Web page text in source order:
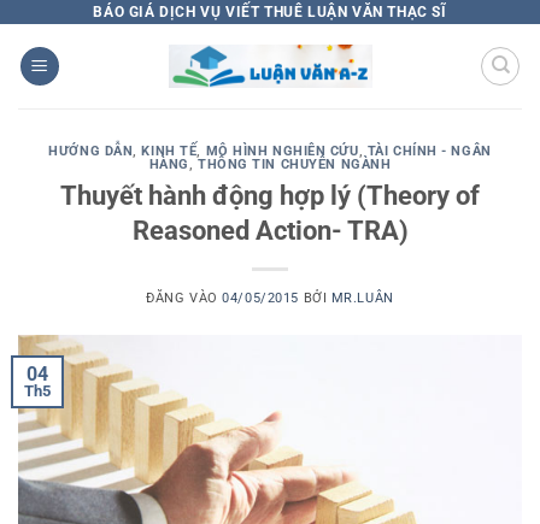
qua
nội
BÁO GIÁ DỊCH VỤ VIẾT THUÊ LUẬN VĂN THẠC SĨ
HƯỚNG DẪN,KINH TẾ, MÔ HÌNH NGHIÊN CỨU, TÀI CHÍNH - NGÂN
HÀNG,THÔNG TIN CHUYÊN NGÀNH
Thuyết hành động hợp lý (Theory of
Reasoned Action- TRA)
ĐĂNG VÀO04/05/2015 BỞI MR.LUÂN
04
Th5